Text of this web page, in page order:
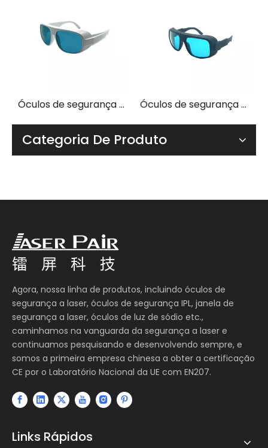
Óculos de segurança para laser LP-RHP-2 com armação 52 Óculos de segurança para laser LP-RHP-2 com armação 36
Categoria De Produto
Agora, nossa linha de produtos, incluindo óculos de
segurança a laser, óculos de segurança IPL, janela de
segurança a laser, óculos de luz de sódio etc.,
caminhamos na vanguarda da segurança a laser e
continuamos pesquisando e desenvolvendo sempre, e
somos a primeira empresa chinesa a obter a certificação
CE por o Laboratório Nacional da UE com EN207.
Links Rápidos